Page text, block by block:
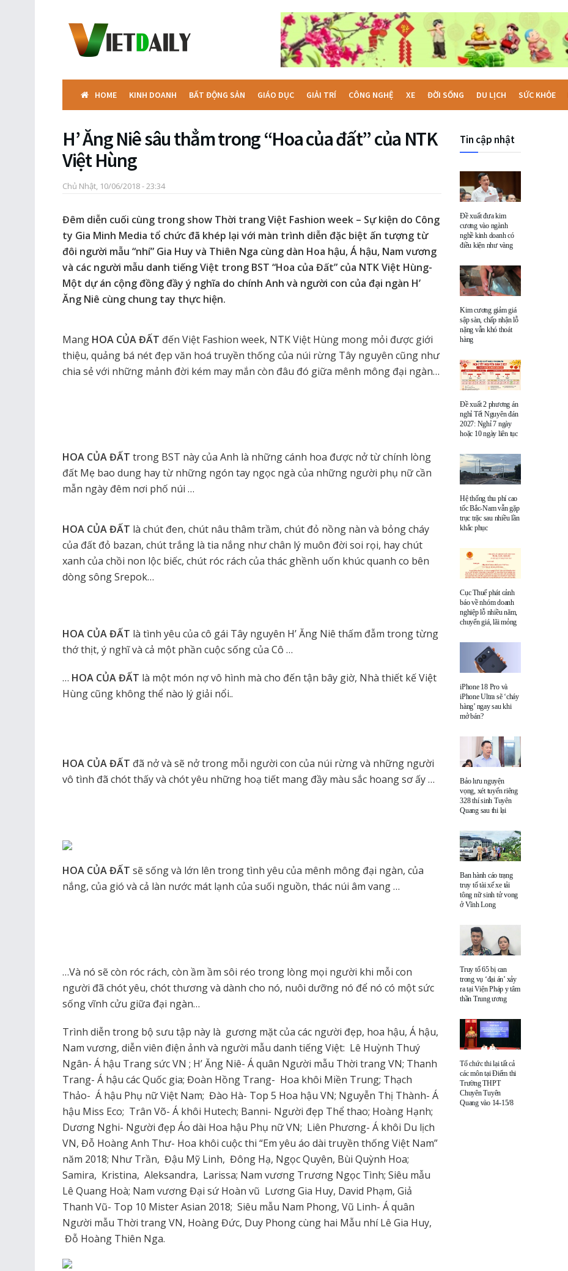
HOME KINH DOANH BẤT ĐỘNG SẢN GIÁO DỤC GIẢI TRÍ CÔNG NGHỆ XE ĐỜI SỐNG DU LỊCH SỨC KHỎE
H’ Ăng Niê sâu thẳm trong “Hoa của đất” của NTK
Việt Hùng
Chủ Nhật, 10/06/2018 - 23:34
Đêm diễn cuối cùng trong show Thời trang Việt Fashion week – Sự kiện do Công
ty Gia Minh Media tổ chức đã khép lại với màn trình diễn đặc biệt ấn tượng từ
đôi người mẫu “nhí” Gia Huy và Thiên Nga cùng dàn Hoa hậu, Á hậu, Nam vương
và các người mẫu danh tiếng Việt trong BST “Hoa của Đất” của NTK Việt Hùng-
Một dự án cộng đồng đầy ý nghĩa do chính Anh và người con của đại ngàn H’
Ăng Niê cùng chung tay thực hiện.
Mang HOA CỦA ĐẤT đến Việt Fashion week, NTK Việt Hùng mong mỏi được giới
thiệu, quảng bá nét đẹp văn hoá truyền thống của núi rừng Tây nguyên cũng như
chia sẻ với những mảnh đời kém may mắn còn đâu đó giữa mênh mông đại ngàn…
HOA CỦA ĐẤT trong BST này của Anh là những cánh hoa được nở từ chính lòng
đất Mẹ bao dung hay từ những ngón tay ngọc ngà của những người phụ nữ cần
mẫn ngày đêm nơi phố núi …
HOA CỦA ĐẤT là chút đen, chút nâu thâm trầm, chút đỏ nồng nàn và bỏng cháy
của đất đỏ bazan, chút trắng là tia nắng như chân lý muôn đời soi rọi, hay chút
xanh của chồi non lộc biếc, chút róc rách của thác ghềnh uốn khúc quanh co bên
dòng sông Srepok…
HOA CỦA ĐẤT là tình yêu của cô gái Tây nguyên H’ Ăng Niê thấm đẫm trong từng
thớ thịt, ý nghĩ và cả một phần cuộc sống của Cô …
… HOA CỦA ĐẤT là một món nợ vô hình mà cho đến tận bây giờ, Nhà thiết kế Việt
Hùng cũng không thể nào lý giải nổi..
HOA CỦA ĐẤT đã nở và sẽ nở trong mỗi người con của núi rừng và những người
vô tình đã chót thấy và chót yêu những hoạ tiết mang đầy màu sắc hoang sơ ấy …
HOA CỦA ĐẤT sẽ sống và lớn lên trong tình yêu của mênh mông đại ngàn, của
nắng, của gió và cả làn nước mát lạnh của suối nguồn, thác núi âm vang …
…Và nó sẽ còn róc rách, còn ầm ầm sôi réo trong lòng mọi người khi mỗi con
người đã chót yêu, chót thương và dành cho nó, nuôi dưỡng nó để nó có một sức
sống vĩnh cửu giữa đại ngàn…
Trình diễn trong bộ sưu tập này là gương mặt của các người đẹp, hoa hậu, Á hậu,
Nam vương, diễn viên điện ảnh và người mẫu danh tiếng Việt: Lê Huỳnh Thuý
Ngân- Á hậu Trang sức VN ; H’ Ăng Niê- Á quân Người mẫu Thời trang VN; Thanh
Trang- Á hậu các Quốc gia; Đoàn Hồng Trang- Hoa khôi Miền Trung; Thạch
Thảo- Á hậu Phụ nữ Việt Nam; Đào Hà- Top 5 Hoa hậu VN; Nguyễn Thị Thành- Á
hậu Miss Eco; Trân Võ- Á khôi Hutech; Banni- Người đẹp Thể thao; Hoàng Hạnh;
Dương Nghi- Người đẹp Áo dài Hoa hậu Phụ nữ VN; Liên Phương- Á khôi Du lịch
VN, Đỗ Hoàng Anh Thư- Hoa khôi cuộc thi “Em yêu áo dài truyền thống Việt Nam”
năm 2018; Như Trần, Đậu Mỹ Linh, Đông Hạ, Ngọc Quyên, Bùi Quỳnh Hoa;
Samira, Kristina, Aleksandra, Larissa; Nam vương Trương Ngọc Tình; Siêu mẫu
Lê Quang Hoà; Nam vương Đại sứ Hoàn vũ Lương Gia Huy, David Phạm, Giả
Thanh Vũ- Top 10 Mister Asian 2018; Siêu mẫu Nam Phong, Vũ Linh- Á quân
Người mẫu Thời trang VN, Hoàng Đức, Duy Phong cùng hai Mẫu nhí Lê Gia Huy,
Đỗ Hoàng Thiên Nga.
Tin cập nhật
Đề xuất đưa kim
cương vào ngành
nghề kinh doanh có
điều kiện như vàng
Kim cương giảm giá
sập sàn, chấp nhận lỗ
nặng vẫn khó thoát
hàng
Đề xuất 2 phương án
nghỉ Tết Nguyên đán
2027: Nghỉ 7 ngày
hoặc 10 ngày liên tục
Hệ thống thu phí cao
tốc Bắc-Nam vẫn gặp
trục trặc sau nhiều lần
khắc phục
Cục Thuế phát cảnh
báo về nhóm doanh
nghiệp lỗ nhiều năm,
chuyển giá, lãi mỏng
iPhone 18 Pro và
iPhone Ultra sẽ ‘cháy
hàng’ ngay sau khi
mở bán?
Bảo lưu nguyện
vọng, xét tuyển riêng
328 thí sinh Tuyên
Quang sau thi lại
Ban hành cáo trạng
truy tố tài xế xe tải
tông nữ sinh tử vong
ở Vĩnh Long
Truy tố 65 bị can
trong vụ ‘đại án’ xảy
ra tại Viện Pháp y tâm
thần Trung ương
Tổ chức thi lại tất cả
các môn tại Điểm thi
Trường THPT
Chuyên Tuyên
Quang vào 14-15/8